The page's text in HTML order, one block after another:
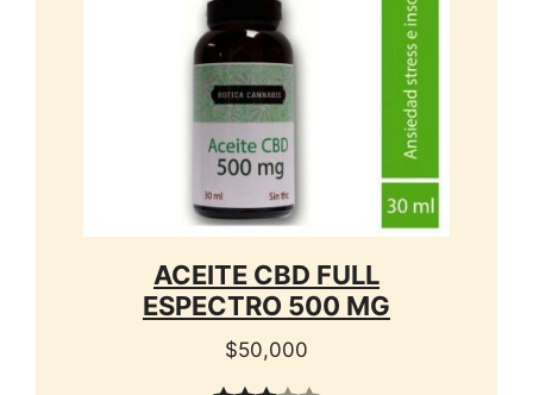
ACEITE CBD FULL
ESPECTRO 500 MG
$50,000